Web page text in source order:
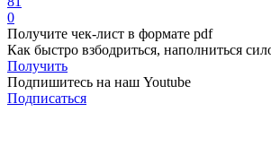
0
Получите чек-лист в формате pdf
Как быстро взбодриться, наполниться
Получить
Подпишитесь на наш Youtube
Подписаться